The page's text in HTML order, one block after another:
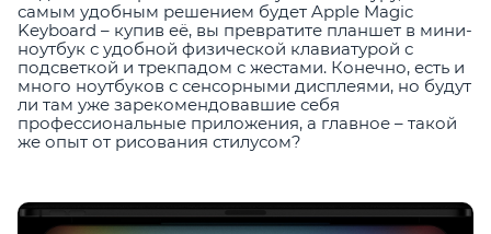
самым удобным решением будет Apple Magic
Keyboard – купив её, вы превратите планшет в мини-
ноутбук с удобной физической клавиатурой с
подсветкой и трекпадом с жестами. Конечно, есть и
много ноутбуков с сенсорными дисплеями, но будут
ли там уже зарекомендовавшие себя
профессиональные приложения, а главное – такой
же опыт от рисования стилусом?